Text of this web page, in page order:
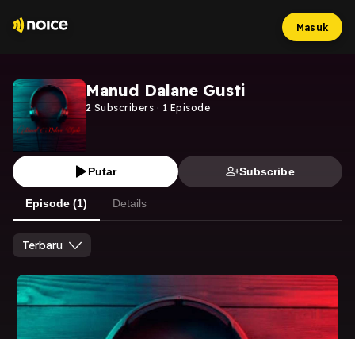
Masuk
Manud Dalane Gusti
2 Subscribers · 1 Episode
Putar Subscribe
Episode (1) Details
Terbaru